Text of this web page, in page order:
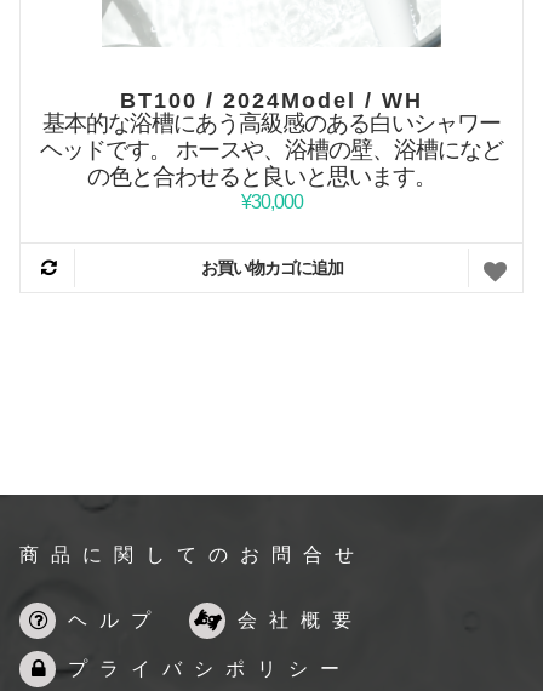
BT100 / 2024Model / WH
基本的な浴槽にあう高級感のある白いシャワー
ヘッドです。
ホースや、浴槽の壁、浴槽になど
の色と合わせると良いと思います。
¥30,000
お買い物カゴに追加
商品に関してのお問合せ
ヘルプ 会社概要
プライバシポリシー